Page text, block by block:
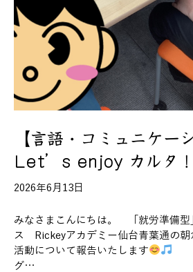
【言語・コミュニケー
Let’s enjoy カルタ！
2026年6月13日
みなさまこんにちは。 「就労準備型
ス Rickeyアカデミー仙台青葉通
活動について報告いたします
グ…